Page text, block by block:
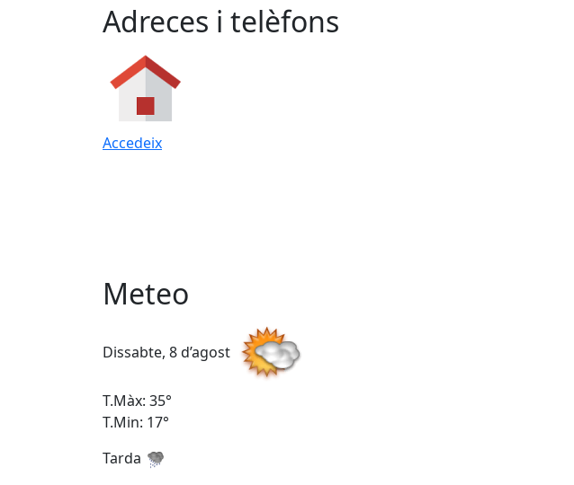
Adreces i telèfons
Accedeix
Meteo
Dissabte, 8 d’agost
T.Màx: 35°
T.Min: 17°
Tarda